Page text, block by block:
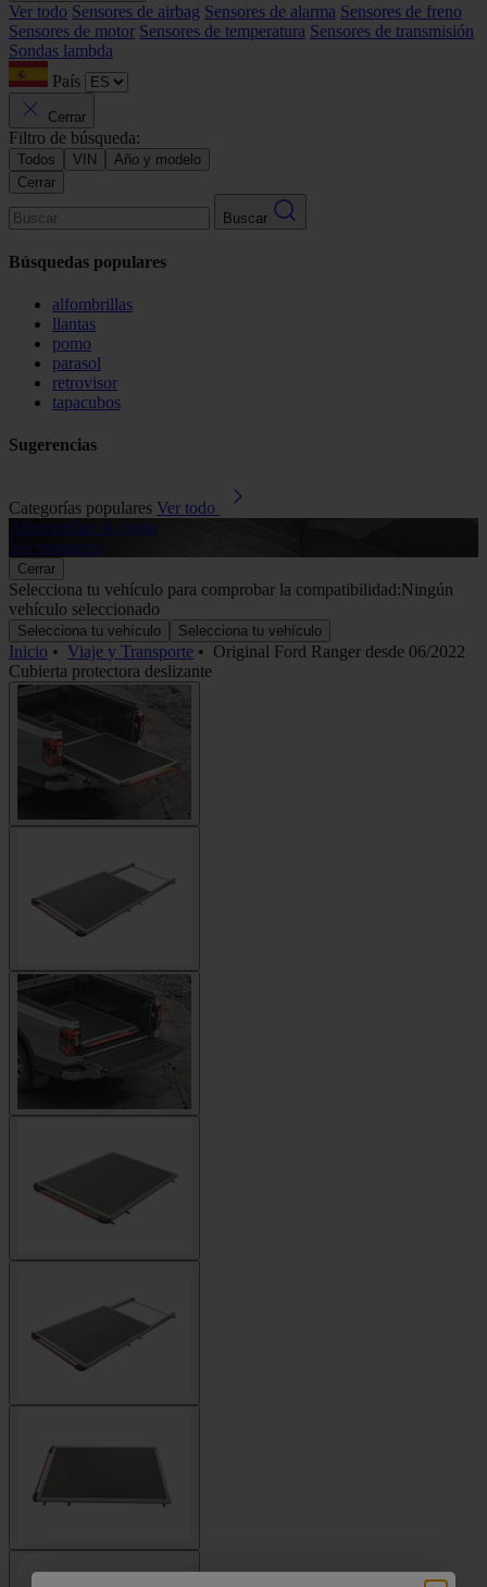
Ver todo Sensores de airbag Sensores de alarma Sensores de freno
Sensores de motor Sensores de temperatura Sensores de transmisión
Sondas lambda
País
Cerrar
Filtro de búsqueda:
Todos VIN
Año y modelo
Cerrar
Buscar
Búsquedas populares
alfombrillas
llantas
pomo
parasol
retrovisor
tapacubos
Sugerencias
Categorías populares Ver todo
Alfombrillas de goma
Ver productos
Cerrar
Selecciona tu vehículo para comprobar la compatibilidad:Ningún
vehículo seleccionado
Selecciona tu vehículo Selecciona tu vehículo
Inicio • Viaje y Transporte • Original Ford Ranger desde 06/2022
Cubierta protectora deslizante